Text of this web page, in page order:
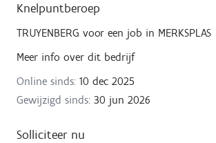
r
Knelpuntberoep
TRUYENBERG voor een job in MERKSPLAS
Meer info over dit bedrijf
Online sinds: 10 dec 2025
Gewijzigd sinds: 30 jun 2026
Solliciteer nu